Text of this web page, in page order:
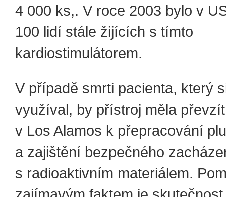
4 000 ks,. V roce 2003 bylo v
100 lidí stále žijících s tímto
kardiostimulátorem.
V případě smrti pacienta, který
využíval, by přístroj měla
v Los Alamos k přepracování
a zajištění bezpečného
s radioaktivním materiálem.